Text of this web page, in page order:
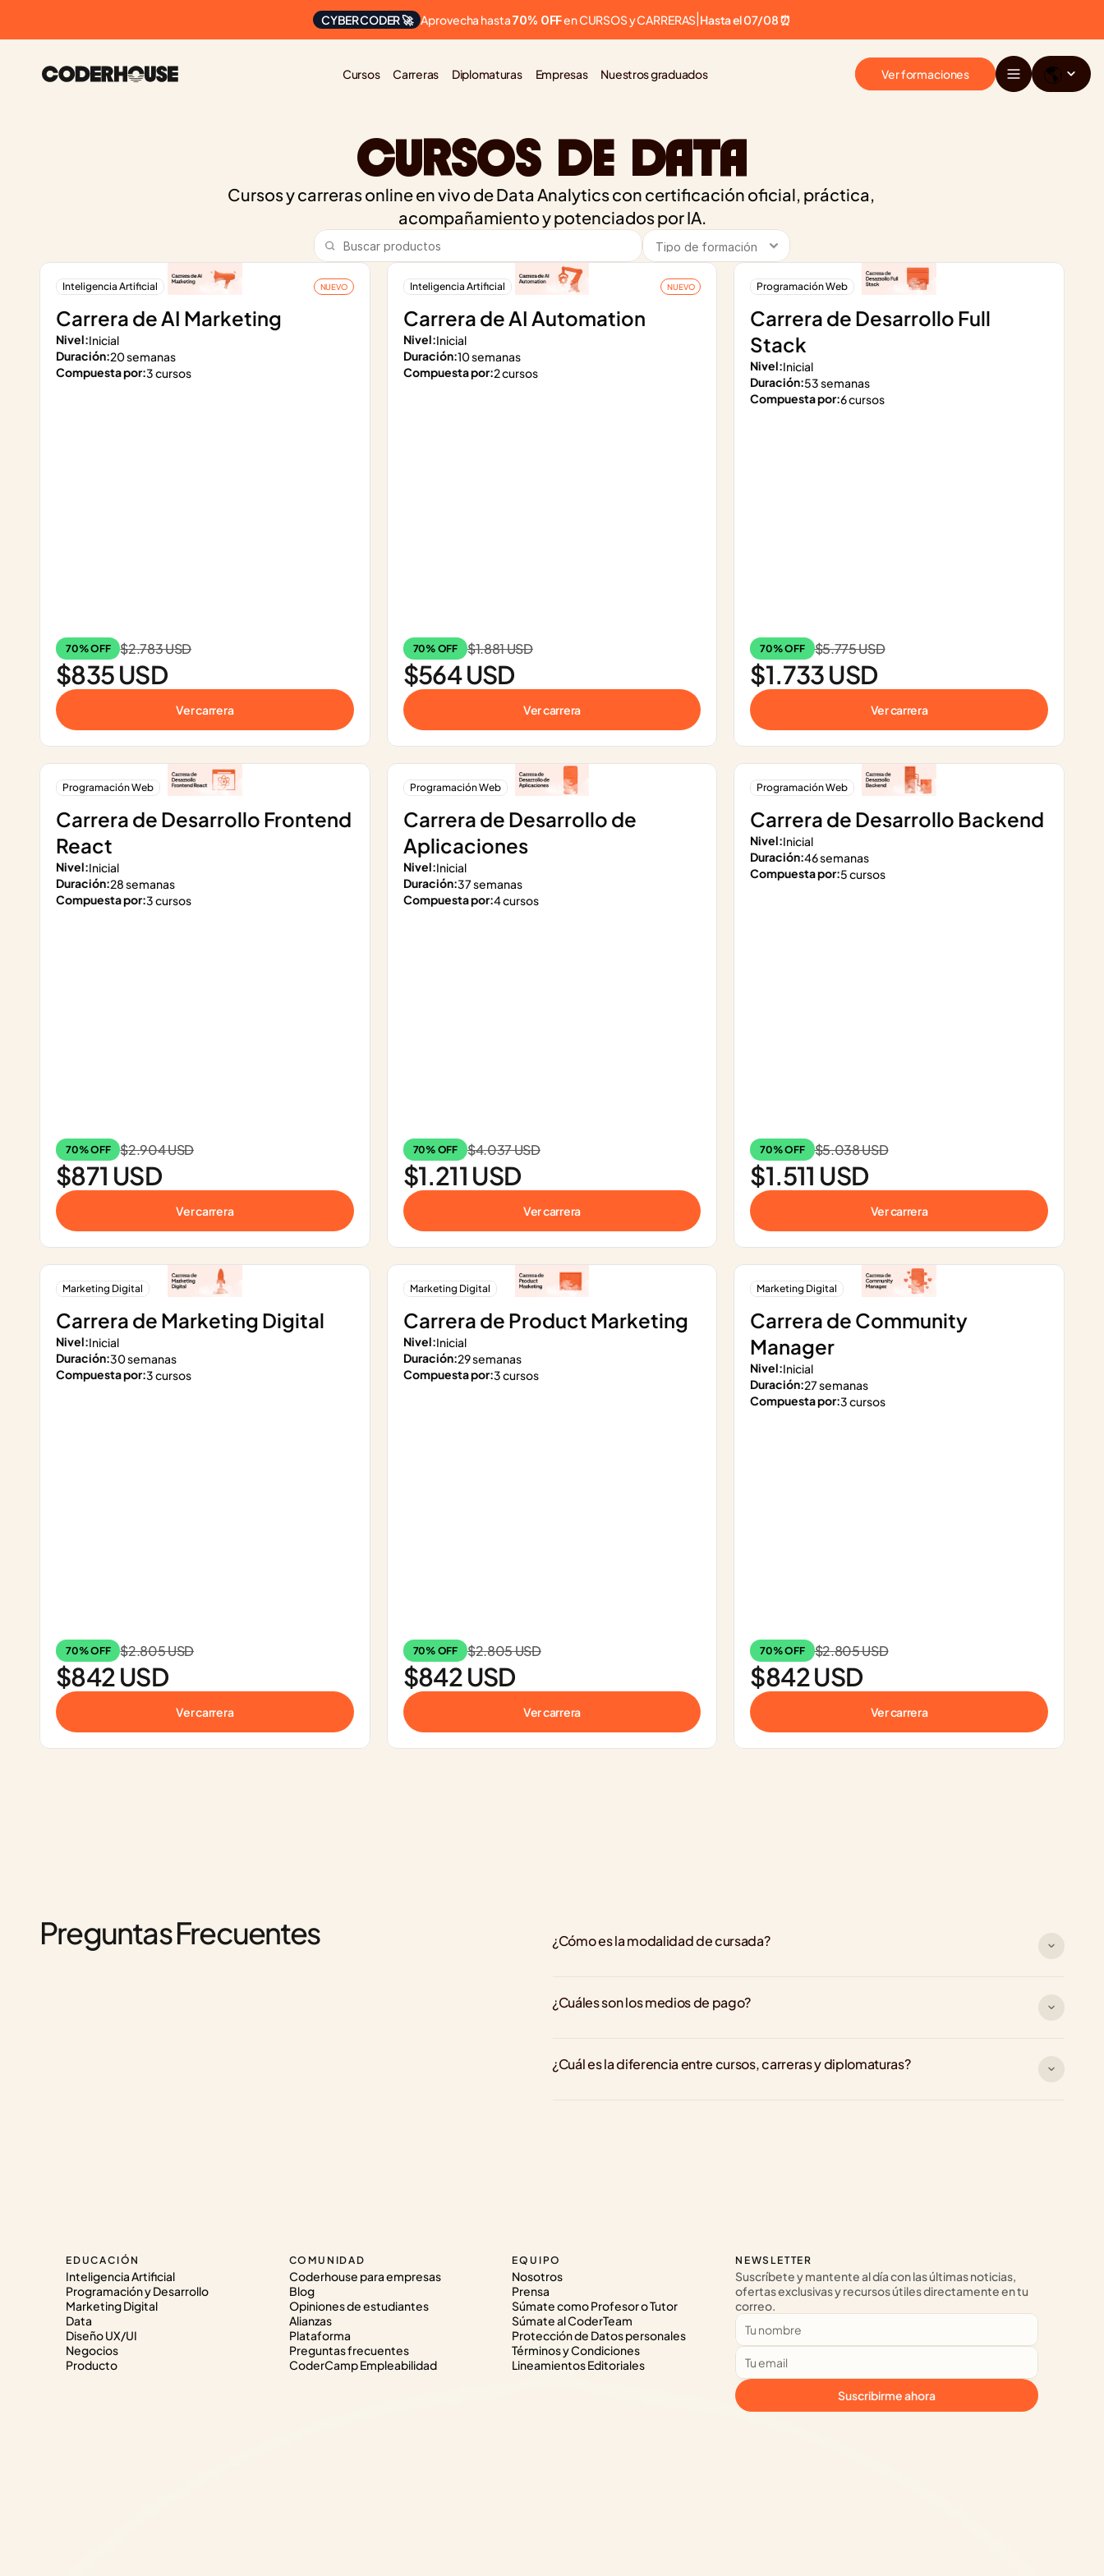
CYBER CODER 🚀 Aprovecha hasta 70% OFF en CURSOS y CARRERAS Hasta el 07/08 ⏰
Cursos Carreras Diplomaturas Empresas Nuestros graduados Ver formaciones 🌎
CURSOS DE DATA
Cursos y carreras online en vivo de Data Analytics con certificación oficial, práctica,
acompañamiento y potenciados por IA.
Inteligencia Artificial NUEVO
Carrera de AI Marketing
Nivel:Inicial
Duración:20 semanas
Compuesta por:3 cursos
70% OFF $2.783 USD
$835 USD
Ver carrera
Inteligencia Artificial NUEVO
Carrera de AI Automation
Nivel:Inicial
Duración:10 semanas
Compuesta por:2 cursos
70% OFF $1.881 USD
$564 USD
Ver carrera
Programación Web
Carrera de Desarrollo Full
Stack
Nivel:Inicial
Duración:53 semanas
Compuesta por:6 cursos
70% OFF $5.775 USD
$1.733 USD
Ver carrera
Programación Web
Carrera de Desarrollo Frontend
React
Nivel:Inicial
Duración:28 semanas
Compuesta por:3 cursos
70% OFF $2.904 USD
$871 USD
Ver carrera
Programación Web
Carrera de Desarrollo de
Aplicaciones
Nivel:Inicial
Duración:37 semanas
Compuesta por:4 cursos
70% OFF $4.037 USD
$1.211 USD
Ver carrera
Programación Web
Carrera de Desarrollo Backend
Nivel:Inicial
Duración:46 semanas
Compuesta por:5 cursos
70% OFF $5.038 USD
$1.511 USD
Ver carrera
Marketing Digital
Carrera de Marketing Digital
Nivel:Inicial
Duración:30 semanas
Compuesta por:3 cursos
70% OFF $2.805 USD
$842 USD
Ver carrera
Marketing Digital
Carrera de Product Marketing
Nivel:Inicial
Duración:29 semanas
Compuesta por:3 cursos
70% OFF $2.805 USD
$842 USD
Ver carrera
Marketing Digital
Carrera de Community
Manager
Nivel:Inicial
Duración:27 semanas
Compuesta por:3 cursos
70% OFF $2.805 USD
$842 USD
Ver carrera
Preguntas Frecuentes ¿Cómo es la modalidad de cursada?
¿Cuáles son los medios de pago?
¿Cuál es la diferencia entre cursos, carreras y diplomaturas?
EDUCACIÓN
Inteligencia Artificial
Programación y Desarrollo
Marketing Digital
Data
Diseño UX/UI
Negocios
Producto
COMUNIDAD
Coderhouse para empresas
Blog
Opiniones de estudiantes
Alianzas
Plataforma
Preguntas frecuentes
CoderCamp Empleabilidad
EQUIPO
Nosotros
Prensa
Súmate como Profesor o Tutor
Súmate al CoderTeam
Protección de Datos personales
Términos y Condiciones
Lineamientos Editoriales
NEWSLETTER
Suscríbete y mantente al día con las últimas noticias,
ofertas exclusivas y recursos útiles directamente en tu
correo.
Suscribirme ahora